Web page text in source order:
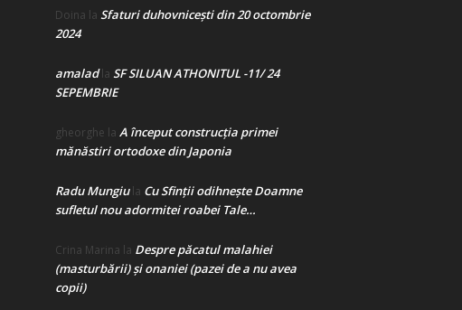
Doina la Sfaturi duhovnicești din 20 octombrie
2024
amaladla SF SILUAN ATHONITUL -11/ 24
SEPEMBRIE
gheorghe la A început construcţia primei
mănăstiri ortodoxe din Japonia
Radu Mungiula Cu Sfinții odihnește Doamne
sufletul nou adormitei roabei Tale…
Crina Marina la Despre păcatul malahiei
(masturbării) şi onaniei (pazei de a nu avea
copii)